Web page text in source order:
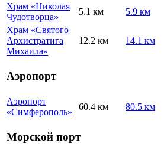
Храм «Николая
Чудотворца»
5.1 км 5.9 км
Храм «Святого
Архистратига
Михаила»
12.2 км 14.1 км
Аэропорт
Аэропорт
«Симферополь»
60.4 км 80.5 км
Морской порт